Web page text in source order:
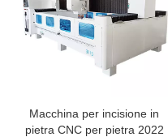
Macchina per incisione in
pietra CNC per pietra 2022